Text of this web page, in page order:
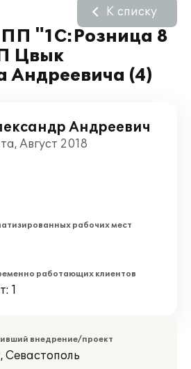
"1С:Розница 8
Цвык
Андреевича (4)
К списку
Андреевич
Август 2018
рабочих мест
работающих клиентов
1
внедрение/проект
Севастополь